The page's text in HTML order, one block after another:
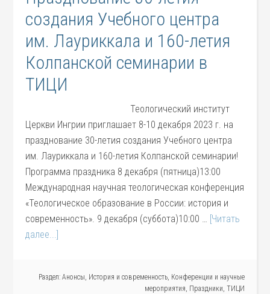
создания Учебного центра
им. Лауриккала и 160-летия
Колпанской семинарии в
ТИЦИ
Теологический институт
Церкви Ингрии приглашает 8-10 декабря 2023 г. на
празднование 30-летия создания Учебного центра
им. Лауриккала и 160-летия Колпанской семинарии!
Программа праздника 8 декабря (пятница)13:00
Международная научная теологическая конференция
«Теологическое образование в России: история и
современность». 9 декабря (суббота)10:00 … [Читать
далее...]
Раздел: Анонсы, История и современность, Конференции и научные
мероприятия, Праздники, ТИЦИ